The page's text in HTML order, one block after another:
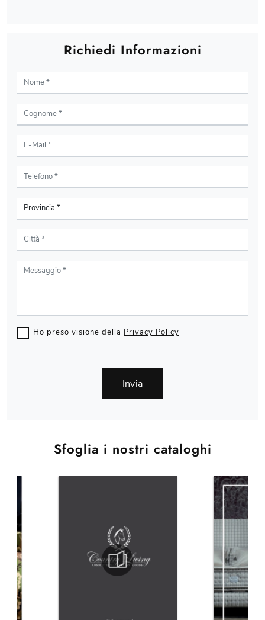
Sfoglia i nostri cataloghi
Richiedi Informazioni
Ho preso visione della Privacy Policy
Invia